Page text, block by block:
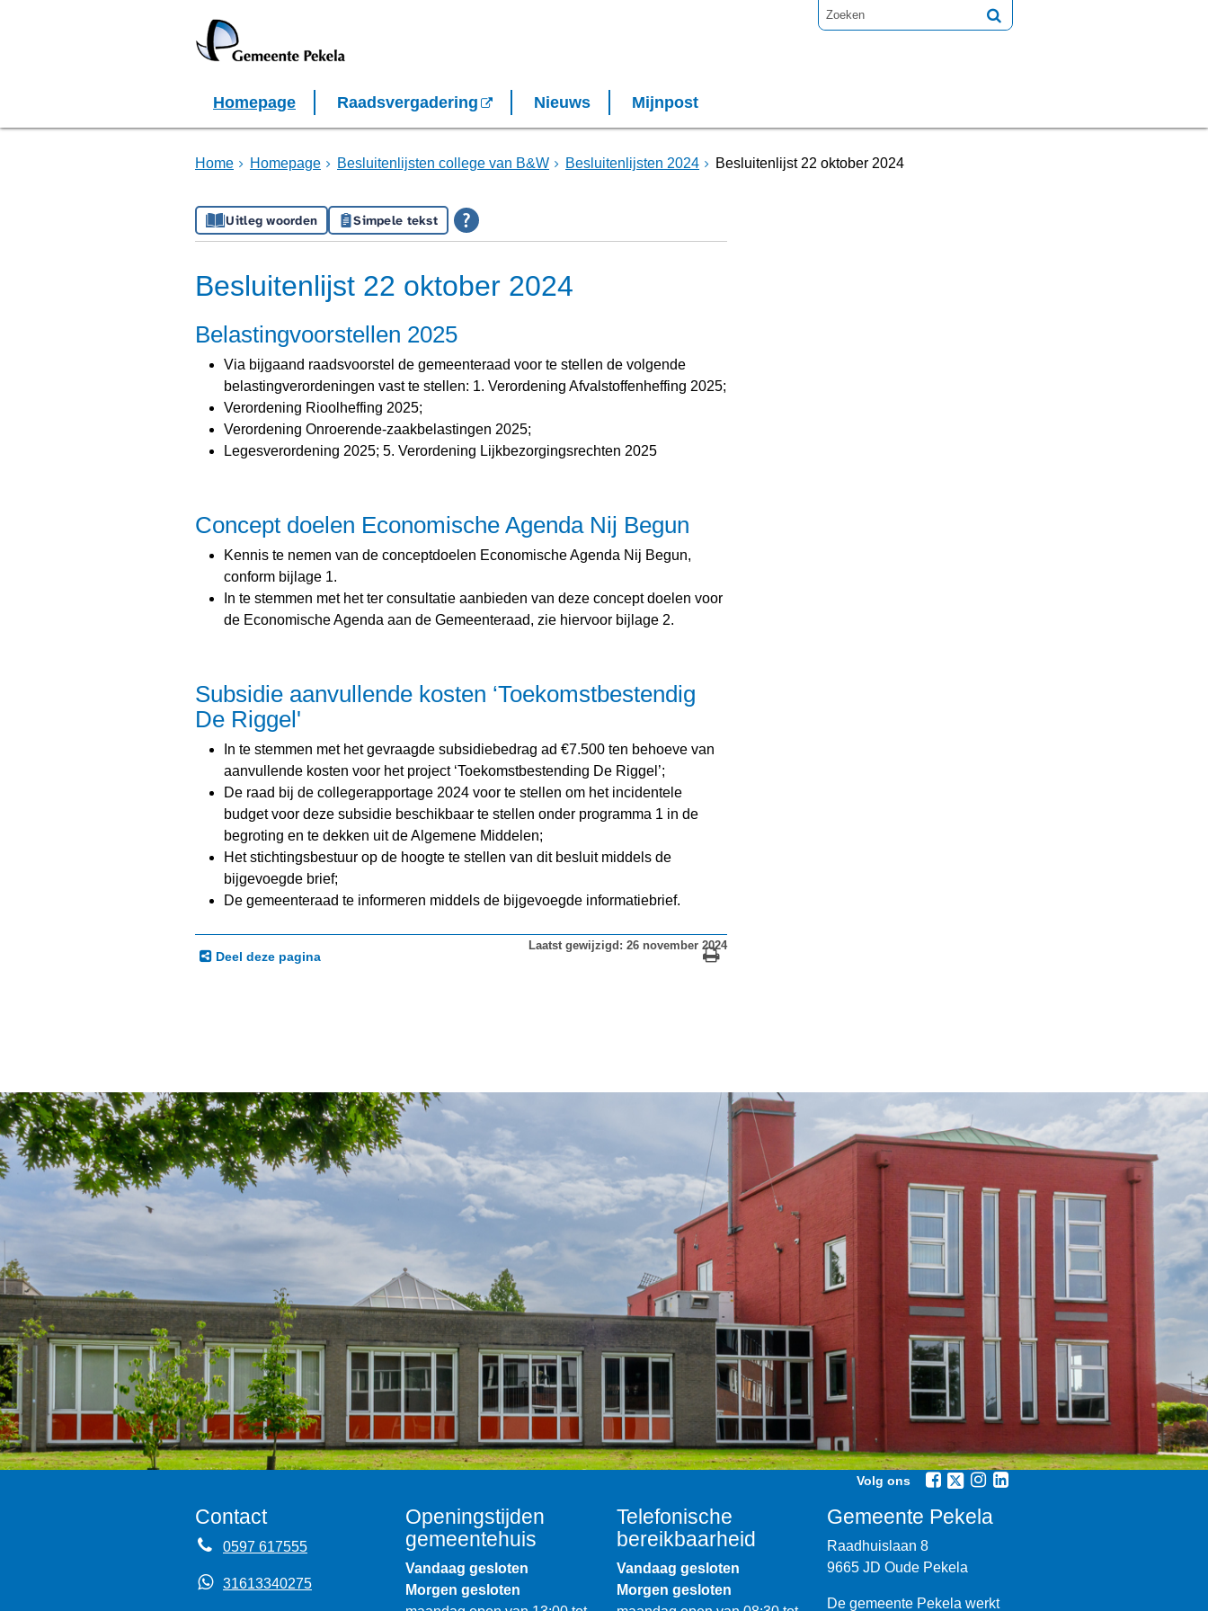
Homepage Raadsvergadering Nieuws Mijnpost
Home Homepage Besluitenlijsten college van B&W Besluitenlijsten 2024 Besluitenlijst 22 oktober 2024
Uitleg woorden Simpele tekst
Besluitenlijst 22 oktober 2024
Belastingvoorstellen 2025
Via bijgaand raadsvoorstel de gemeenteraad voor te stellen de volgende
belastingverordeningen vast te stellen: 1. Verordening Afvalstoffenheffing 2025;
Verordening Rioolheffing 2025;
Verordening Onroerende-zaakbelastingen 2025;
Legesverordening 2025; 5. Verordening Lijkbezorgingsrechten 2025
Concept doelen Economische Agenda Nij Begun
Kennis te nemen van de conceptdoelen Economische Agenda Nij Begun,
conform bijlage 1.
In te stemmen met het ter consultatie aanbieden van deze concept doelen voor
de Economische Agenda aan de Gemeenteraad, zie hiervoor bijlage 2.
Subsidie aanvullende kosten ‘Toekomstbestendig
De Riggel'
In te stemmen met het gevraagde subsidiebedrag ad €7.500 ten behoeve van
aanvullende kosten voor het project ‘Toekomstbestending De Riggel’;
De raad bij de collegerapportage 2024 voor te stellen om het incidentele
budget voor deze subsidie beschikbaar te stellen onder programma 1 in de
begroting en te dekken uit de Algemene Middelen;
Het stichtingsbestuur op de hoogte te stellen van dit besluit middels de
bijgevoegde brief;
De gemeenteraad te informeren middels de bijgevoegde informatiebrief.
Deel deze pagina
Laatst gewijzigd: 26 november 2024
Volg ons
Contact
0597 617555
31613340275
Openingstijden
gemeentehuis
Vandaag gesloten
Morgen gesloten
Telefonische
bereikbaarheid
Vandaag gesloten
Morgen gesloten
Gemeente Pekela
Raadhuislaan 8
9665 JD Oude Pekela
De gemeente Pekela werkt